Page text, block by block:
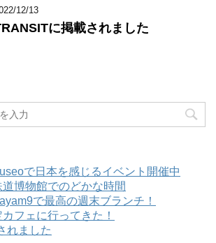
12/13
に掲載されました
で日本を感じるイベント開催中
博物館でのどかな時間
で最高の週末ブランチ！
フェに行ってきた！
れました